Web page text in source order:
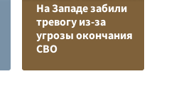
На Западе забили
тревогу из-за
угрозы окончания
СВО